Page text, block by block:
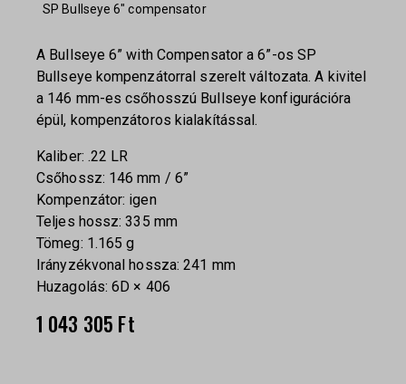
SP Bullseye 6″ compensator
A Bullseye 6” with Compensator a 6”-os SP
Bullseye kompenzátorral szerelt változata. A kivitel
a 146 mm-es csőhosszú Bullseye konfigurációra
épül, kompenzátoros kialakítással.
Kaliber: .22 LR
Csőhossz: 146 mm / 6”
Kompenzátor: igen
Teljes hossz: 335 mm
Tömeg: 1.165 g
Irányzékvonal hossza: 241 mm
Huzagolás: 6D × 406
1 043 305 Ft